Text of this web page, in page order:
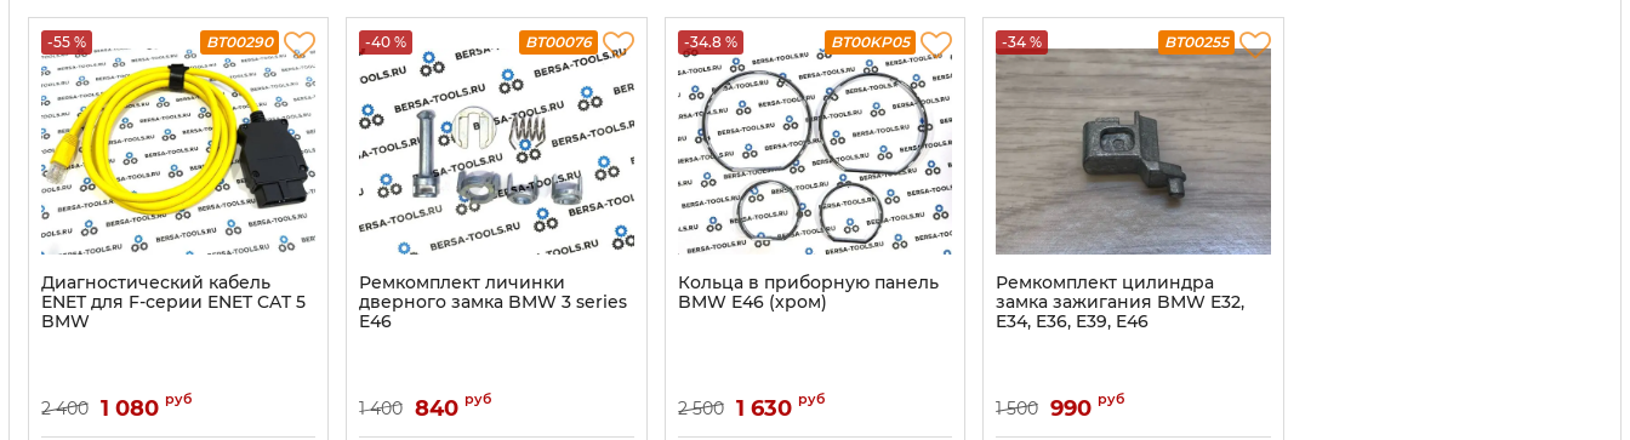
-55 % BT00290
Диагностический кабель
ENET для F-серии ENET CAT 5
BMW
2 400 1 080 руб
-40 % BT00076
Ремкомплект личинки
дверного замка BMW 3 series
E46
1 400 840 руб
-34.8 % BT00KP05
Кольца в приборную панель
BMW E46 (хром)
2 500 1 630 руб
-34 % BT00255
Ремкомплект цилиндра
замка зажигания BMW E32,
E34, E36, E39, E46
1 500 990 руб